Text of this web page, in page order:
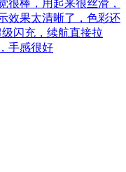
很棒，用起来很丝滑，
效果太清晰了，色彩还
闪充，续航直接拉
手感很好